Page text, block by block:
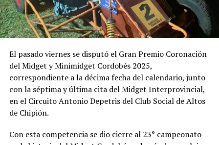
El pasado viernes se disputó el Gran Premio Coronación
del Midget y Minimidget Cordobés 2025,
correspondiente a la décima fecha del calendario, junto
con la séptima y última cita del Midget Interprovincial,
en el Circuito Antonio Depetris del Club Social de Altos
de Chipión.
Con esta competencia se dio cierre al 23° campeonato